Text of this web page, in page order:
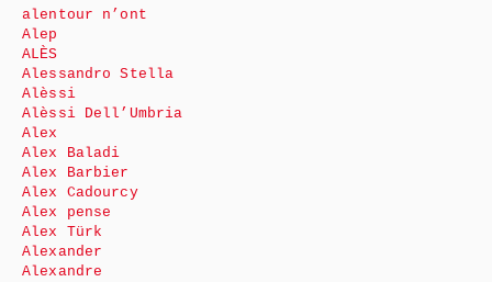
alentour n’ont
Alep
ALÈS
Alessandro Stella
Alèssi
Alèssi Dell’Umbria
Alex
Alex Baladi
Alex Barbier
Alex Cadourcy
Alex pense
Alex Türk
Alexander
Alexandre